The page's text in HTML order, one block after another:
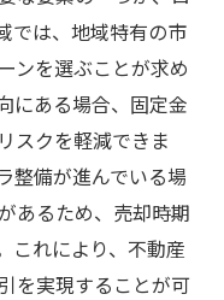
略の構築
るポイント
を活用する利点
た物件改良
する方法を解説
知識
ーンの利点
では、地域特有の市
ンを選ぶことが求め
にある場合、固定金
スクを軽減できま
整備が進んでいる場
あるため、売却時期
これにより、不動産
を実現することが可